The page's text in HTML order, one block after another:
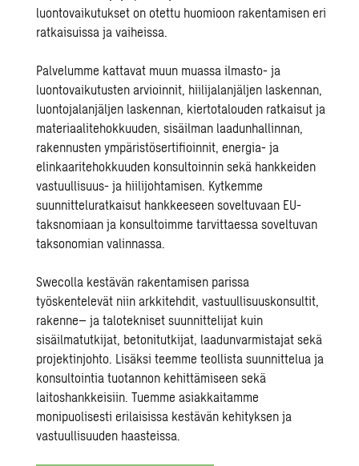
luontovaikutukset on otettu huomioon rakentamisen eri
ratkaisuissa ja vaiheissa.
Palvelumme kattavat muun muassailmasto- ja
luontovaikutusten arvioinnit, hiilijalanjäljen laskennan,
luontojalanjäljen laskennan, kiertotalouden ratkaisut ja
materiaalitehokkuuden,sisäilman laadunhallinnan,
rakennusten ympäristösertifioinnit,energia- ja
elinkaaritehokkuuden konsultoinnin sekä hankkeiden
vastuullisuus- ja hiilijohtamisen. Kytkemme
suunnitteluratkaisut hankkeeseen soveltuvaan EU-
taksnomiaan ja konsultoimme tarvittaessa soveltuvan
taksonomian valinnassa.
Swecolla kestävän rakentamisen parissa
työskentelevät niinarkkitehdit,vastuullisuuskonsultit,
rakenne– jatalotekniset suunnittelijat kuin
sisäilmatutkijat, betonitutkijat, laadunvarmistajat sekä
projektinjohto. Lisäksi teemmeteollista suunnittelua ja
konsultointia tuotannon kehittämiseen sekä
laitoshankkeisiin. Tuemme asiakkaitamme
monipuolisesti erilaisissa kestävän kehityksen ja
vastuullisuuden haasteissa.